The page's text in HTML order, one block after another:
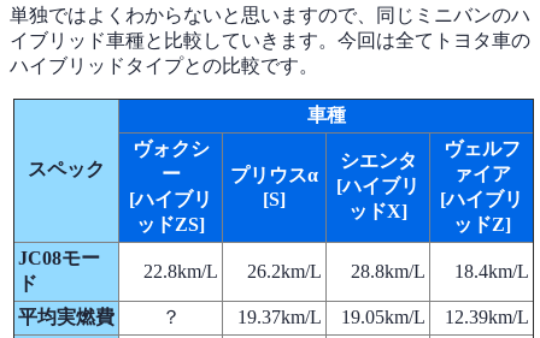
単独ではよくわからないと思いますので、同じミニバンのハ
イブリッド車種と比較していきます。今回は全てトヨタ車の
ハイブリッドタイプとの比較です。
スペック
車種
ヴォクシ
ー
[ハイブリ
ッドZS]
プリウスα
[S]
シエンタ
[ハイブリ
ッドX]
ヴェルフ
ァイア
[ハイブリ
ッドZ]
JC08モー
ド
22.8km/L 26.2km/L 28.8km/L 18.4km/L
平均実燃費 ？ 19.37km/L 19.05km/L
12.39km/L